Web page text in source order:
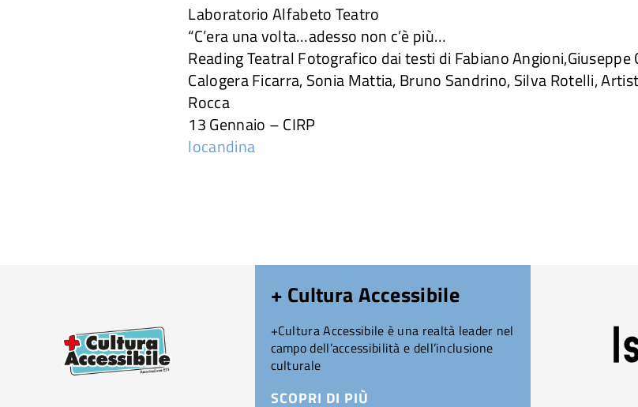
Laboratorio Alfabeto Teatro
“C’era una volta…adesso non c’è più…
Reading Teatral Fotografico dai testi di Fabiano
Calogera Ficarra, Sonia Mattia, Bruno Sandrino, Silva Rotelli,
Rocca
13 Gennaio – CIRP
locandina
+ Cultura Accessibile
+Cultura Accessibile è una realtà leader nel
campo dell’accessibilità e dell’inclusione
culturale
SCOPRI DI PIÙ